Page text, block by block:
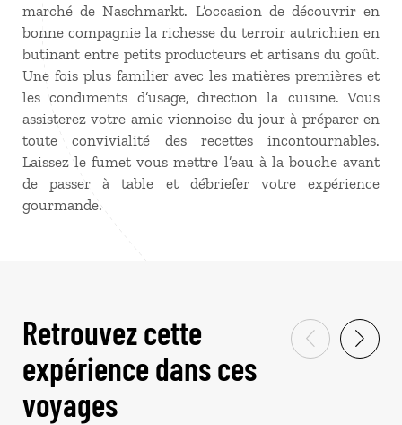
marché de Naschmarkt. L’occasion de découvrir en
bonne compagnie la richesse du terroir autrichien en
butinant entre petits producteurs et artisans du goût.
Une fois plus familier avec les matières premières et
les condiments d’usage, direction la cuisine. Vous
assisterez votre amie viennoise du jour à préparer en
toute convivialité des recettes incontournables.
Laissez le fumet vous mettre l’eau à la bouche avant
de passer à table et débriefer votre expérience
gourmande.
Retrouvez cette
expérience dans ces
voyages